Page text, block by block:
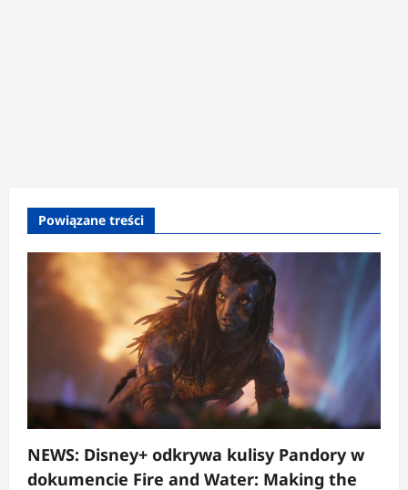
Powiązane treści
NEWS: Disney+ odkrywa kulisy Pandory w
dokumencie Fire and Water: Making the